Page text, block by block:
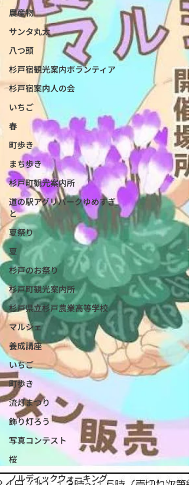
農産物
サンタ丸太
八つ頭
杉戸宿観光案内ボランティア
杉戸宿案内人の会
いちご
春
町歩き
まち歩き
杉戸町観光案内所
道の駅アグリパークゆめすぎ
と
夏祭り
夏
杉戸のお祭り
杉戸町観光案内所
杉戸県立杉戸農業高等学校
マルシェ
養成講座
いちご
町歩き
流灯まつり
飾り灯ろう
写真コンテスト
桜
ノルディックウォーキング